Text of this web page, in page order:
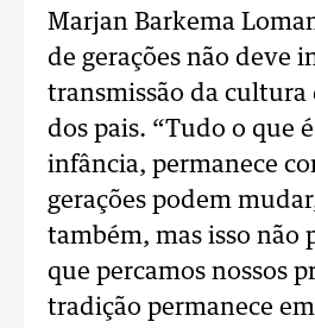
Marjan Barkema
de gerações não deve
transmissão da cultura
dos pais. “Tudo o que
infância, permanece
gerações podem
também, mas isso não
que percamos nossos
tradição permanece